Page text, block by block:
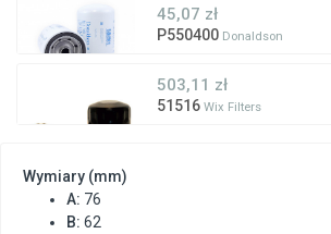
45,07 zł
P550400 Donaldson
503,11 zł
51516 Wix Filters
Wymiary (mm)
A: 76
B: 62